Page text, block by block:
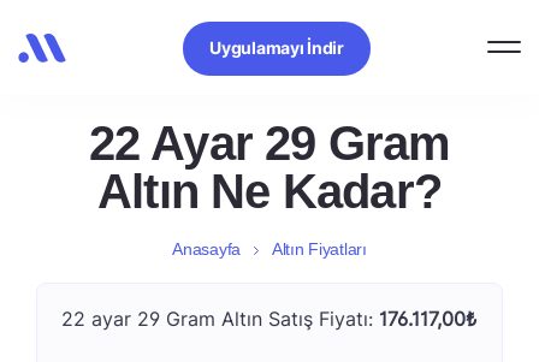
Uygulamayı İndir
22 Ayar 29 Gram
Altın Ne Kadar?
Anasayfa Altın Fiyatları
22 ayar 29 Gram Altın Satış Fiyatı: 176.117,00₺